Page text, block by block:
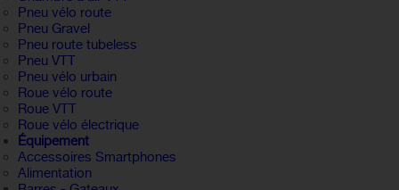
Pneu vélo route
Pneu Gravel
Pneu route tubeless
Pneu VTT
Pneu vélo urbain
Roue vélo route
Roue VTT
Roue vélo électrique
Équipement
Accessoires Smartphones
Alimentation